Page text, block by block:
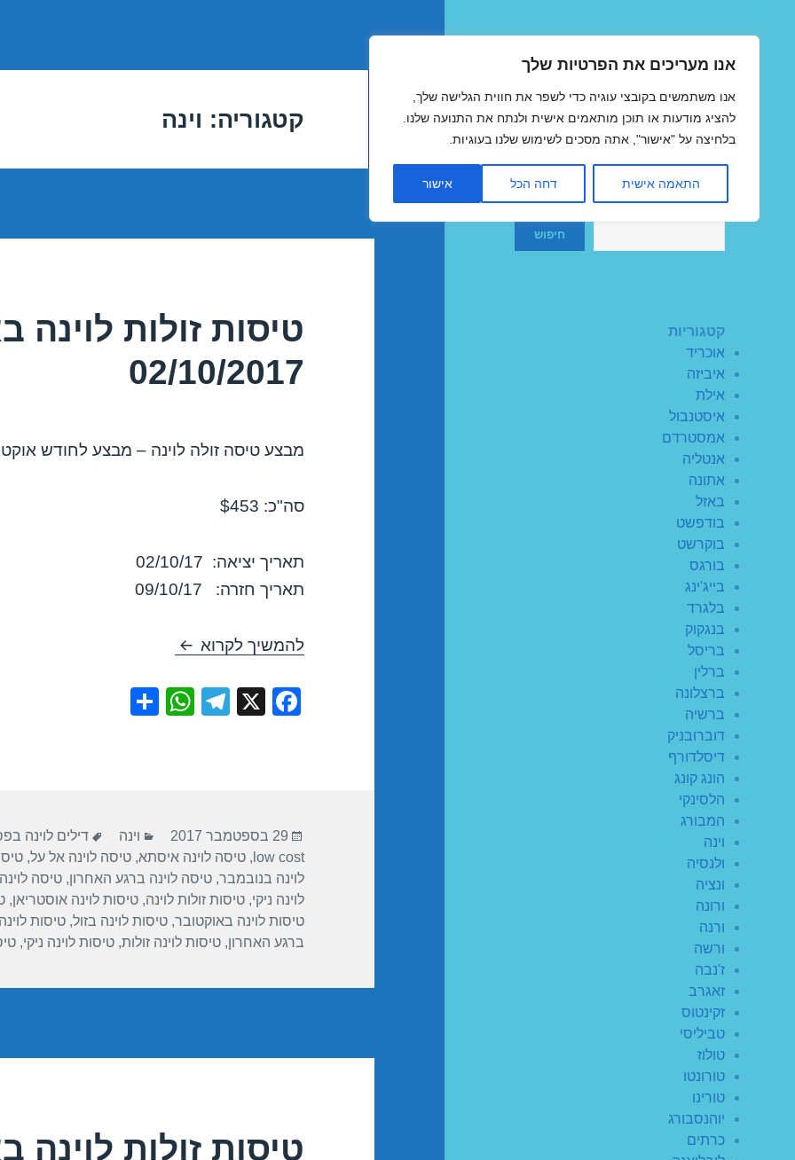
אנו מעריכים את הפרטיות שלך
אנו משתמשים בקובצי עוגיה כדי לשפר את חווית הגלישה שלך,
להציג מודעות או תוכן מותאמים אישית ולנתח את התנועה שלנו.
בלחיצה על "אישור", אתה מסכים לשימוש שלנו בעוגיות.
התאמה אישית דחה הכל אישור
MegaFlights טיסות מוזלות
חיפוש
חיפוש
קטגוריות
אוכריד
איביזה
אילת
איסטנבול
אמסטרדם
אנטליה
אתונה
באזל
בודפשט
בוקרשט
בורגס
בייג'ינג
בלגרד
בנגקוק
בריסל
ברלין
ברצלונה
ברשיה
דוברובניק
דיסלדורף
הונג קונג
הלסינקי
המבורג
וינה
ולנסיה
ונציה
ורונה
ורנה
ורשה
ז'נבה
זאגרב
זקינטוס
טביליסי
טולוז
טורונטו
טורינו
יוהנסבורג
כרתים
קטגוריה: וינה
טיסות זולות לוינה
02/10/2017
מבצע טיסה זולה לוינה – מבצע לחודש אוקטובר
סה"כ: $453
תאריך יציאה: 02/10/17
תאריך חזרה: 09/10/17
להמשיך לקרוא טיסות זולות לוינה באוקטובר 02/10/2017
F
o
o
k
X
T
m
W
p
p
פורסם
בתאריך
29 בספטמבר 2017 קטגוריות
וינה תגיות
דילים לוינה
low cost
,טיסה לוינה איסתא,טיסה לוינה אל על,
לוינה בנובמבר,טיסה לוינה ברגע האחרון,טיסה
לוינה ניקי,טיסות זולות לוינה,טיסות לוינה אוסטריאן,
טיסות לוינה באוקטובר,טיסות לוינה בזול,טיסות
ברגע האחרון,טיסות לוינה זולות,טיסות לוינה ניקי,
טיסות זולות לוינה